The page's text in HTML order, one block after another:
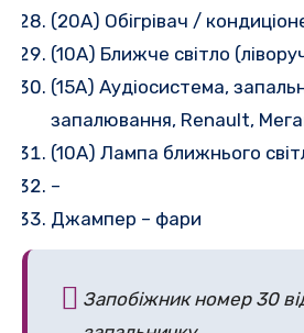
(20A) Обігрівач /
(10A) Ближче світло
(15A) Аудіосистема,
запалювання, Renault,
(10A) Лампа ближнього
–
Джампер – фари
Запобіжник номер 30